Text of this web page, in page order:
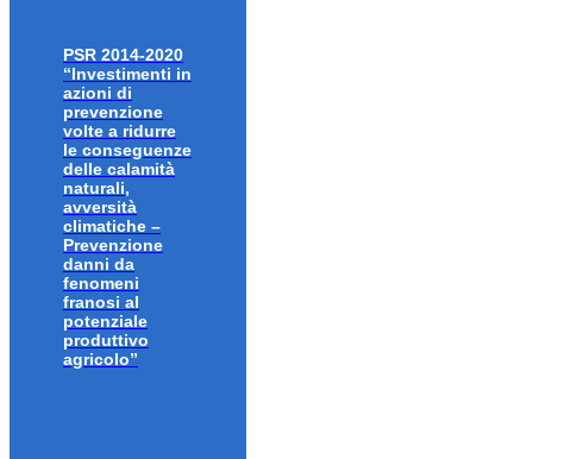
PSR 2014-2020
“Investimenti in
azioni di
prevenzione
volte a ridurre
le conseguenze
delle calamità
naturali,
avversità
climatiche –
Prevenzione
danni da
fenomeni
franosi al
potenziale
produttivo
agricolo”